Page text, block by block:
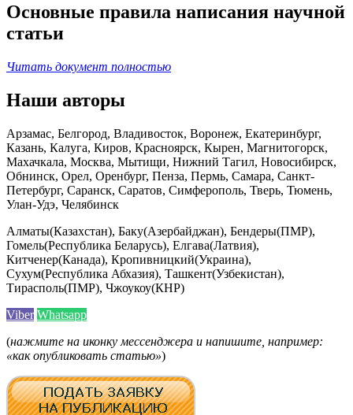
Основные правила написания научной
статьи
Читать документ полностью
Наши авторы
Арзамас, Белгород, Владивосток, Воронеж, Екатеринбург,
Казань, Калуга, Киров, Красноярск, Кырен, Магнитогорск,
Махачкала, Москва, Мытищи, Нижний Тагил, Новосибирск,
Обнинск, Орел, Оренбург, Пенза, Пермь, Самара, Санкт-
Петербург, Саранск, Саратов, Симферополь, Тверь, Тюмень,
Улан-Удэ, Челябинск
Алматы(Казахстан), Баку(Азербайджан), Бендеры(ПМР),
Гомель(Республика Беларусь), Елгава(Латвия),
Китченер(Канада), Кропивницкий(Украина),
Сухум(Республика Абхазия), Ташкент(Узбекистан),
Тирасполь(ПМР), Чжоукоу(КНР)
Viber Whatsapp
(нажмите на иконку мессенджера и напишите, например:
«как опубликовать статью»)